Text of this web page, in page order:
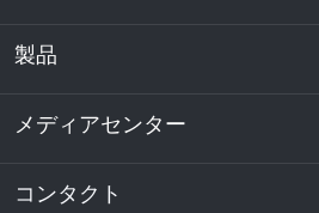
私たちに関しては
持続可能性
製品
エネルギー貯蔵
データセンターおよびサーバー室
メディアセンター
ニュース
コンタクト